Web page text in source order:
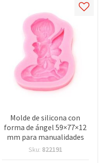
Molde de silicona con
forma de ángel 59×77×12
mm para manualidades
Sku: 822191